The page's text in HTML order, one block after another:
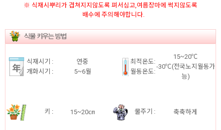
※ 식재시뿌리가 겹쳐지지않도록 펴서심고,여름장마에 썩지않도록
배수에 주의해야합니다.
식재시기 :
개화시기 :
연중
5~6월
최적온도:
월동온도:
15~20℃
-30℃(전국노지월동가
능)
키 : 15~20㎝ 물주기 : 축축하게